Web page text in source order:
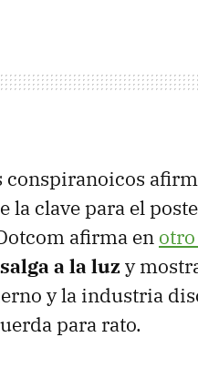
conspiranoicos
la clave para el
afirma en
a la luzy
y la industria
para rato.